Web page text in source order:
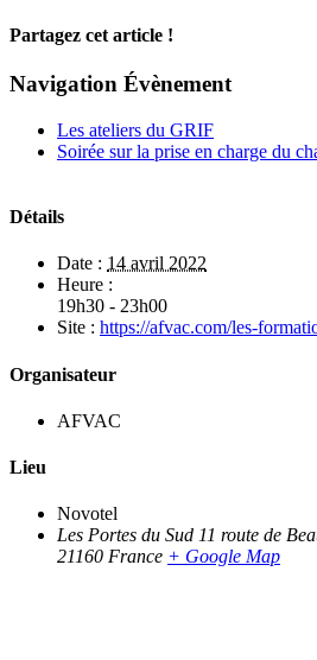
Partagez cet article !
Facebook
X
LinkedIn
WhatsApp
Tumblr
Pinterest
Email
Navigation Évènement
Les ateliers du GRIF
Soirée sur la prise en charge du
Détails
Date : 14 avril 2022
Heure :
19h30 - 23h00
Site : https://afvac.com/les-
Organisateur
AFVAC
Lieu
Novotel
Les Portes du Sud 11 route de
21160 France + Google Map